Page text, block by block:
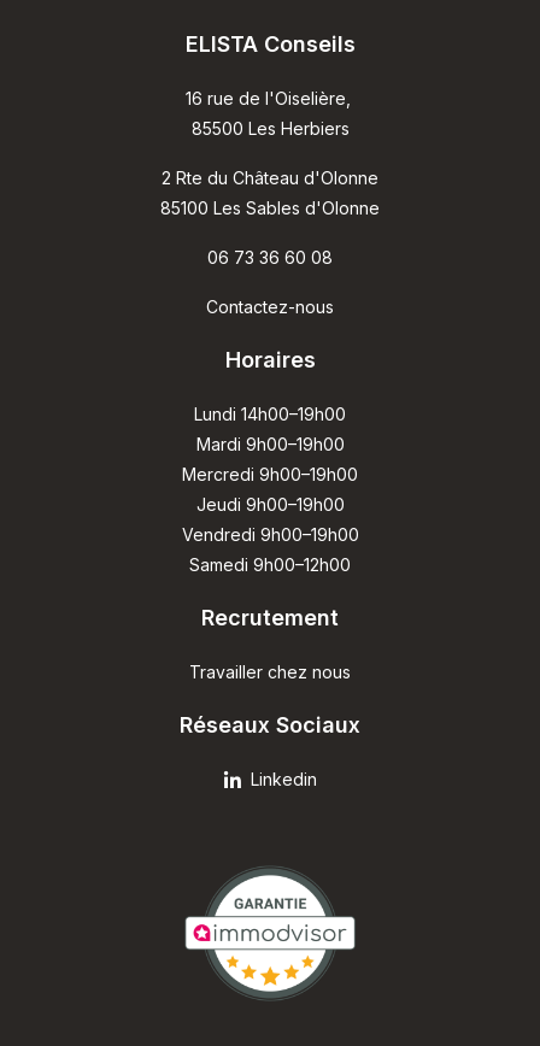
ELISTA Conseils
16 rue de l'Oiselière,
85500 Les Herbiers
2 Rte du Château d'Olonne
85100 Les Sables d'Olonne
06 73 36 60 08
Contactez-nous
Horaires
Lundi 14h00–19h00
Mardi 9h00–19h00
Mercredi 9h00–19h00
Jeudi 9h00–19h00
Vendredi 9h00–19h00
Samedi 9h00–12h00
Recrutement
Travailler chez nous
Réseaux Sociaux
Linkedin